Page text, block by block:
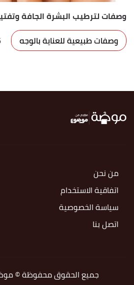
وصفات لترطيب البشرة الجافة
وصفات طبيعية للعناية بالوجه
من نحن
اتفاقية الاستخدام
سياسة الخصوصية
اتصل بنا
جميع الحقوق محفوظة ©